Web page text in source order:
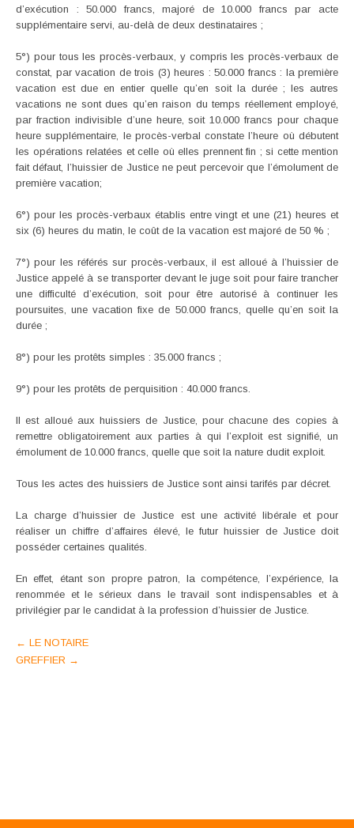
d’exécution : 50.000 francs, majoré de 10.000 francs par acte
supplémentaire servi, au-delà de deux destinataires ;
5°) pour tous les procès-verbaux, y compris les procès-verbaux de
constat, par vacation de trois (3) heures : 50.000 francs : la première
vacation est due en entier quelle qu’en soit la durée ; les autres
vacations ne sont dues qu’en raison du temps réellement employé,
par fraction indivisible d’une heure, soit 10.000 francs pour chaque
heure supplémentaire, le procès-verbal constate l’heure où débutent
les opérations relatées et celle où elles prennent fin ; si cette mention
fait défaut, l’huissier de Justice ne peut percevoir que l’émolument de
première vacation;
6°) pour les procès-verbaux établis entre vingt et une (21) heures et
six (6) heures du matin, le coût de la vacation est majoré de 50 % ;
7°) pour les référés sur procès-verbaux, il est alloué à l’huissier de
Justice appelé à se transporter devant le juge soit pour faire trancher
une difficulté d’exécution, soit pour être autorisé à continuer les
poursuites, une vacation fixe de 50.000 francs, quelle qu’en soit la
durée ;
8°) pour les protêts simples : 35.000 francs ;
9°) pour les protêts de perquisition : 40.000 francs.
Il est alloué aux huissiers de Justice, pour chacune des copies à
remettre obligatoirement aux parties à qui l’exploit est signifié, un
émolument de 10.000 francs, quelle que soit la nature dudit exploit.
Tous les actes des huissiers de Justice sont ainsi tarifés par décret.
La charge d’huissier de Justice est une activité libérale et pour
réaliser un chiffre d’affaires élevé, le futur huissier de Justice doit
posséder certaines qualités.
En effet, étant son propre patron, la compétence, l’expérience, la
renommée et le sérieux dans le travail sont indispensables et à
privilégier par le candidat à la profession d’huissier de Justice.
Post
navigation
← LE NOTAIRE
GREFFIER →